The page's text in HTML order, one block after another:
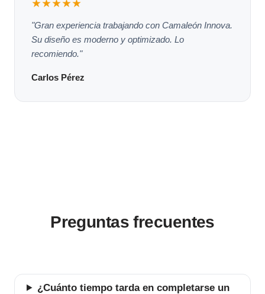
★★★★★
"Gran experiencia trabajando con Camaleón Innova.
Su diseño es moderno y optimizado. Lo
recomiendo."
Carlos Pérez
Preguntas frecuentes
¿Cuánto tiempo tarda en completarse un